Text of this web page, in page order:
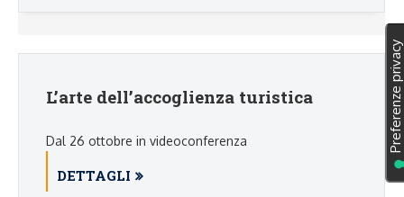
L’arte dell’accoglienza turistica
Dal 26 ottobre in videoconferenza
DETTAGLI